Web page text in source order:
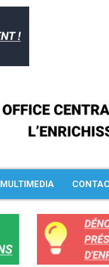
MULTIMEDIA